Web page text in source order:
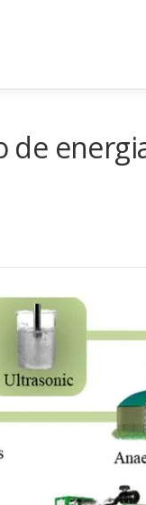
de